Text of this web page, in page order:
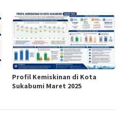
Profil Kemiskinan di Kota
Sukabumi Maret 2025